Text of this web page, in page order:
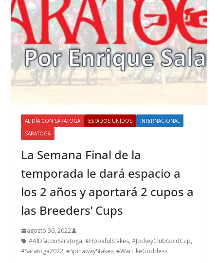
AL DÍA CON SARATOGA ESTADOS UNIDOS
INTERNACIONAL
SARATOGA
La Semana Final de la
temporada le dará espacio a
los 2 años y aportará 2 cupos a
las Breeders’ Cups
agosto 30, 2022
#AlDíaconSaratoga, #HopefulStakes, #JockeyClubGoldCup,
#Saratoga2022, #SpinawayStakes, #WarLikeGoddess